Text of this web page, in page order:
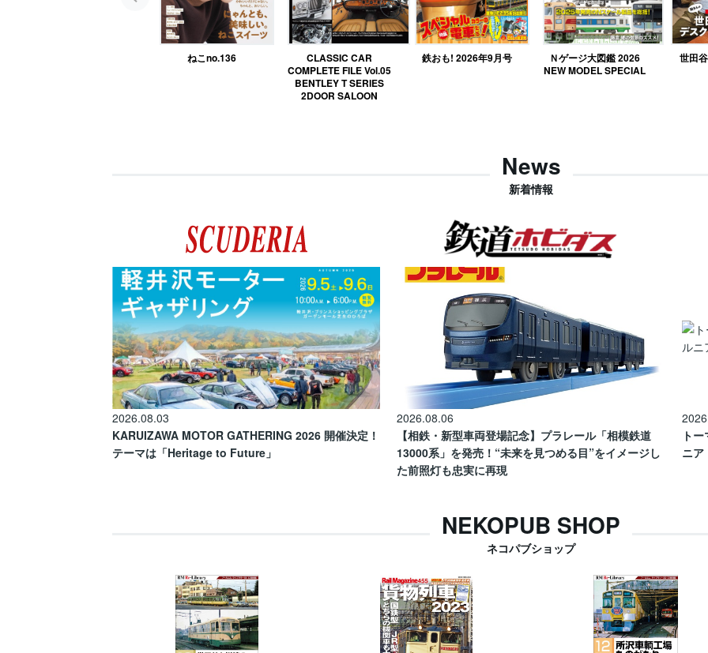
ねこno.136
CLASSIC CAR
COMPLETE FILE Vol.05
BENTLEY T SERIES
2DOOR SALOON
鉄おも! 2026年9月号
Ｎゲージ大図鑑 2026
NEW MODEL SPECIAL
世田
News
新着情報
2026.08.03
KARUIZAWA MOTOR GATHERING 2026 開催決定！
テーマは「Heritage to Future」
2026.08.06
【相鉄・新型車両登場記念】プラレール「相模鉄道
13000系」を発売！“未来を見つめる目”をイメージし
た前照灯も忠実に再現
ト
ニア
NEKOPUB SHOP
ネコパブショップ